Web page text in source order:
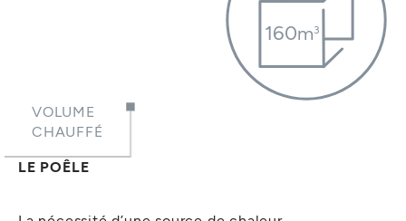
160m3
VOLUME
CHAUFFÉ
LE POÊLE